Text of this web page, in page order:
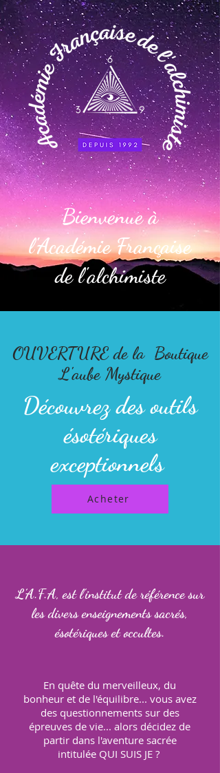
Bienvenue à
l'Académie Française
de l'alchimiste
OUVERTURE de la Boutique
L'aube Mystique
Découvrez des outils
ésotériques
exceptionnels
Acheter
L’A.F.A, est l'institut de référence sur
les divers enseignements sacrés,
ésotériques et occultes.
En quête du merveilleux, du
bonheur et de l'équilibre... vous avez
des questionnements sur des
épreuves de vie... alors décidez de
partir dans l'aventure sacrée
intitulée QUI SUIS JE ?